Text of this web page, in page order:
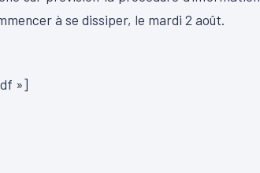
à se dissiper, le mardi 2 août.
»]